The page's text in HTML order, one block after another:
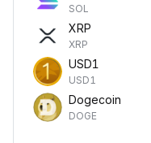
SOL
XRP
XRP
USD1
USD1
Dogecoin
DOGE